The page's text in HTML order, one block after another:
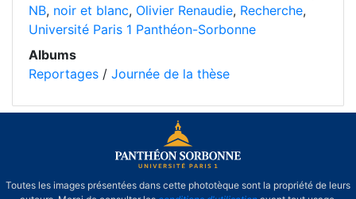
NB, noir et blanc, Olivier Renaudie, Recherche,
Université Paris 1 Panthéon-Sorbonne
Albums
Reportages / Journée de la thèse
Toutes les images présentées dans cette phototèque sont la propriété de leurs